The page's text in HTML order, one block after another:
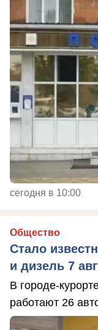
сегодня в 10:00
Общество
Стало
и дизель 7
В городе-
работают 26